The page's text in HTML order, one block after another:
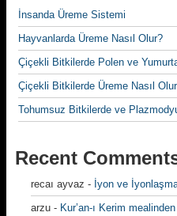
İnsanda Üreme Sistemi
Hayvanlarda Üreme Nasıl Olur?
Çiçekli Bitkilerde Polen ve
Çiçekli Bitkilerde Üreme Nasıl
Tohumsuz Bitkilerde ve
Recent
recaı ayvaz - İyon ve
arzu - Kur’an-ı Kerim